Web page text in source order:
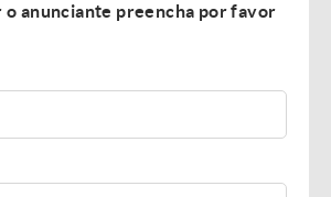
o anunciante preencha por favor